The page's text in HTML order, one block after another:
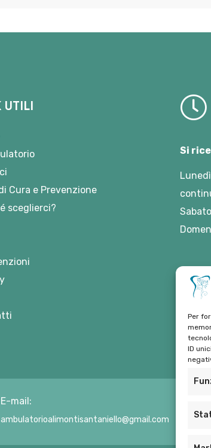
Per
ID
UTILI
Cura e Prevenzione
sceglierci?
Si
E-mail:
ambulatorioalimontisantaniello@gmail.com